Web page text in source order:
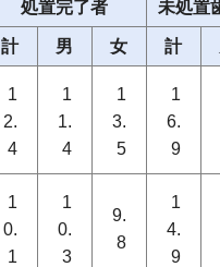
処置完了者 未処置
計 男 女 計
1
2.
4
1
1.
4
1
3.
5
1
6.
9
1
0.
1
1
0.
3
9.
8
1
4.
9